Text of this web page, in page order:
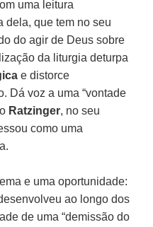
uma leitura
dela, que tem no seu
do agir de Deus sobre
da liturgia deturpa
e distorce
Dá voz a uma “vontade
Ratzinger, no seu
como uma
e uma oportunidade:
ao longo dos
de uma “demissão do